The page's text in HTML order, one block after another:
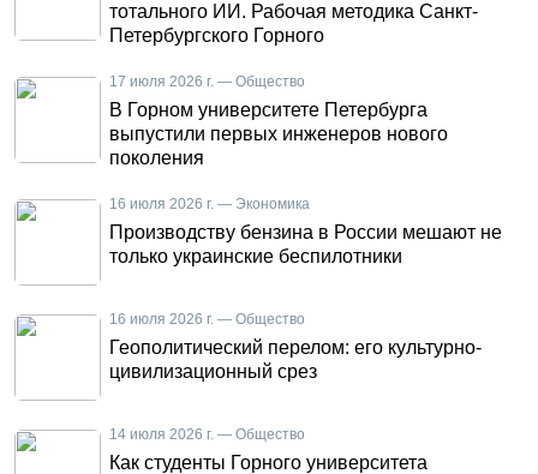
тотального ИИ. Рабочая методика Санкт-
Петербургского Горного
17 июля 2026 г. — Общество
В Горном университете Петербурга
выпустили первых инженеров нового
поколения
16 июля 2026 г. — Экономика
Производству бензина в России мешают не
только украинские беспилотники
16 июля 2026 г. — Общество
Геополитический перелом: его культурно-
цивилизационный срез
14 июля 2026 г. — Общество
Как студенты Горного университета